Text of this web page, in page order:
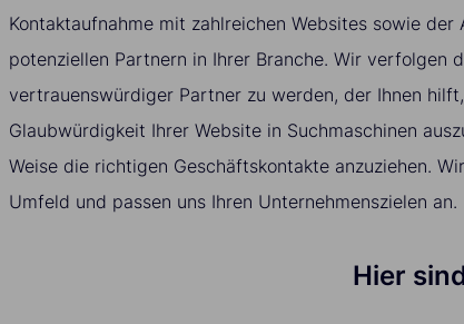
Kontaktaufnahme mit zahlreichen Websites sowie der
potenziellen Partnern in Ihrer Branche. Wir verfolgen
vertrauenswürdiger Partner zu werden, der Ihnen
Glaubwürdigkeit Ihrer Website in Suchmaschinen
Weise die richtigen Geschäftskontakte anzuziehen.
Umfeld und passen uns Ihren Unternehmenszielen an.
Hier